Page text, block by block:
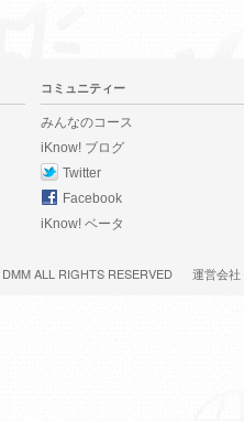
コミュニティー
みんなのコース
iKnow! ブログ
Twitter
Facebook
iKnow! ベータ
DMMALL RIGHTS RESERVED 運営会社